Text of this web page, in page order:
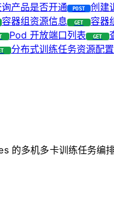
产品是否开通 POST 创建
容器组资源信息 GET 容器
Pod 开放端口列表 GET
分布式训练任务资源配
多机多卡训练任务编